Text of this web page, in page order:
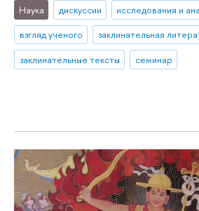
Наука дискуссии
исследования и
взгляд ученого
заклинательная
заклинательные тексты
семинар